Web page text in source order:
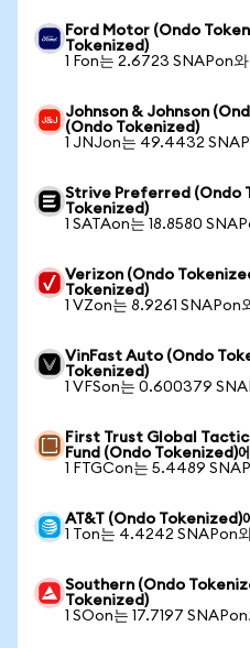
Ford Motor (Ondo
Tokenized)
1 Fon는 2.6723 SNAPon
Johnson & Johnson
(Ondo Tokenized)
1 JNJon는 49.4432
Strive Preferred (Ondo
Tokenized)
1 SATAon는 18.8580
Verizon (Ondo
Tokenized)
1 VZon는 8.9261 SNAPon
VinFast Auto (Ondo
Tokenized)
1 VFSon는 0.600379
First Trust Global
Fund (Ondo Tokenized)
1 FTGCon는 5.4489
AT&T (Ondo Tokenized)
1 Ton는 4.4242 SNAPon
Southern (Ondo
Tokenized)
1 SOon는 17.7197